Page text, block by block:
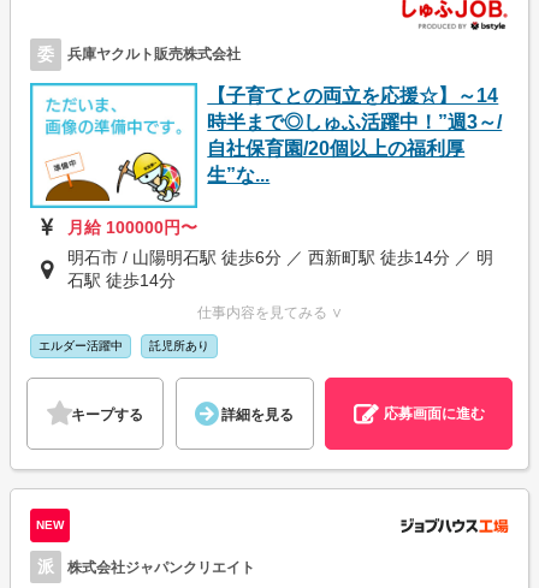
委 兵庫ヤクルト販売株式会社
【子育てとの両立を応援☆】～14
時半まで◎しゅふ活躍中！”週3～/
自社保育園/20個以上の福利厚
生”な...
月給 100000円〜
明石市 / 山陽明石駅 徒歩6分 ／ 西新町駅 徒歩14分 ／ 明
石駅 徒歩14分
仕事内容を見てみる ∨
エルダー活躍中 託児所あり
キープする 詳細を見る 応募画面に進む
NEW
派 株式会社ジャパンクリエイト